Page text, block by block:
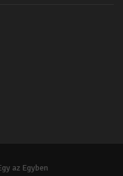
az Egyben